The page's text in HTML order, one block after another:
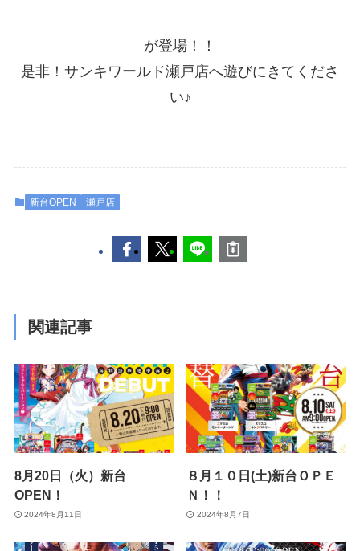
が登場！！
是非！サンキワールド瀬戸店へ遊びにきてくださ
い♪
新台OPEN 瀬戸店
関連記事
8月20日（火）新台
OPEN！
2024年8月11日
８月１０日(土)新台ＯＰＥ
Ｎ！！
2024年8月7日